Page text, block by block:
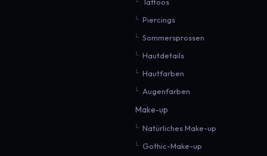
Piercings
Sommersprossen
Hautdetails
Hautfarben
Augenfarben
Make-up
Natürliches Make-up
Gothic-Make-up